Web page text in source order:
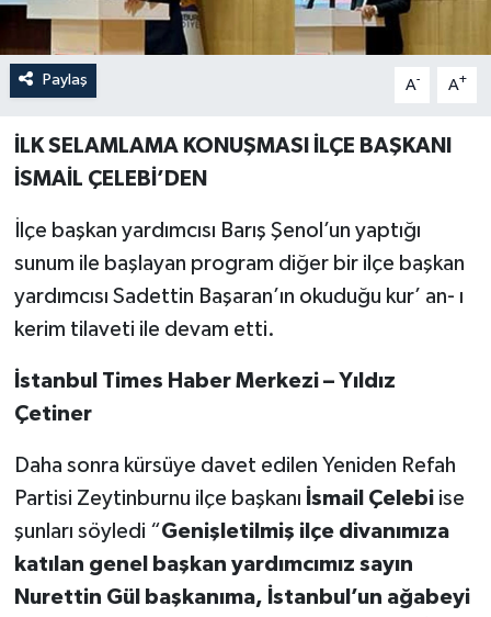
Paylaş A- A+
İLK SELAMLAMA KONUŞMASI İLÇE BAŞKANI
İSMAİL ÇELEBİ’DEN
İlçe başkan yardımcısı Barış Şenol’un yaptığı
sunum ile başlayan program diğer bir ilçe başkan
yardımcısı Sadettin Başaran’ın okuduğu kur’ an- ı
kerim tilaveti ile devam etti.
İstanbul Times Haber Merkezi – Yıldız
Çetiner
Daha sonra kürsüye davet edilen Yeniden Refah
Partisi Zeytinburnu ilçe başkanı İsmail Çelebiise
şunları söyledi “Genişletilmiş ilçe divanımıza
katılan genel başkan yardımcımız sayın
Nurettin Gül başkanıma, İstanbul’un ağabeyi